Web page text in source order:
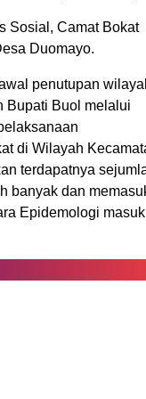
Sosial, Camat Bokat
Duomayo.
penutupan
Bupati Buol melalui
di Wilayah
terdapatnya
banyak dan
Epidemologi masuk